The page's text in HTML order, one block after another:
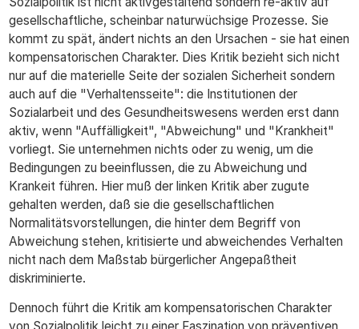
gesellschaftliche, scheinbar naturwüchsige Prozesse. Sie
kommt zu spät, ändert nichts an den Ursachen - sie hat einen
kompensatorischen Charakter. Dies Kritik bezieht sich nicht
nur auf die materielle Seite der sozialen Sicherheit sondern
auch auf die "Verhaltensseite": die Institutionen der
Sozialarbeit und des Gesundheitswesens werden erst dann
aktiv, wenn "Auffälligkeit", "Abweichung" und "Krankheit"
vorliegt. Sie unternehmen nichts oder zu wenig, um die
Bedingungen zu beeinflussen, die zu Abweichung und
Krankeit führen. Hier muß der linken Kritik aber zugute
gehalten werden, daß sie die gesellschaftlichen
Normalitätsvorstellungen, die hinter dem Begriff von
Abweichung stehen, kritisierte und abweichendes Verhalten
nicht nach dem Maßstab bürgerlicher Angepaßtheit
diskriminierte.
Dennoch führt die Kritik am kompensatorischen Charakter
von Sozialpolitik leicht zu einer Faszination von präventiven